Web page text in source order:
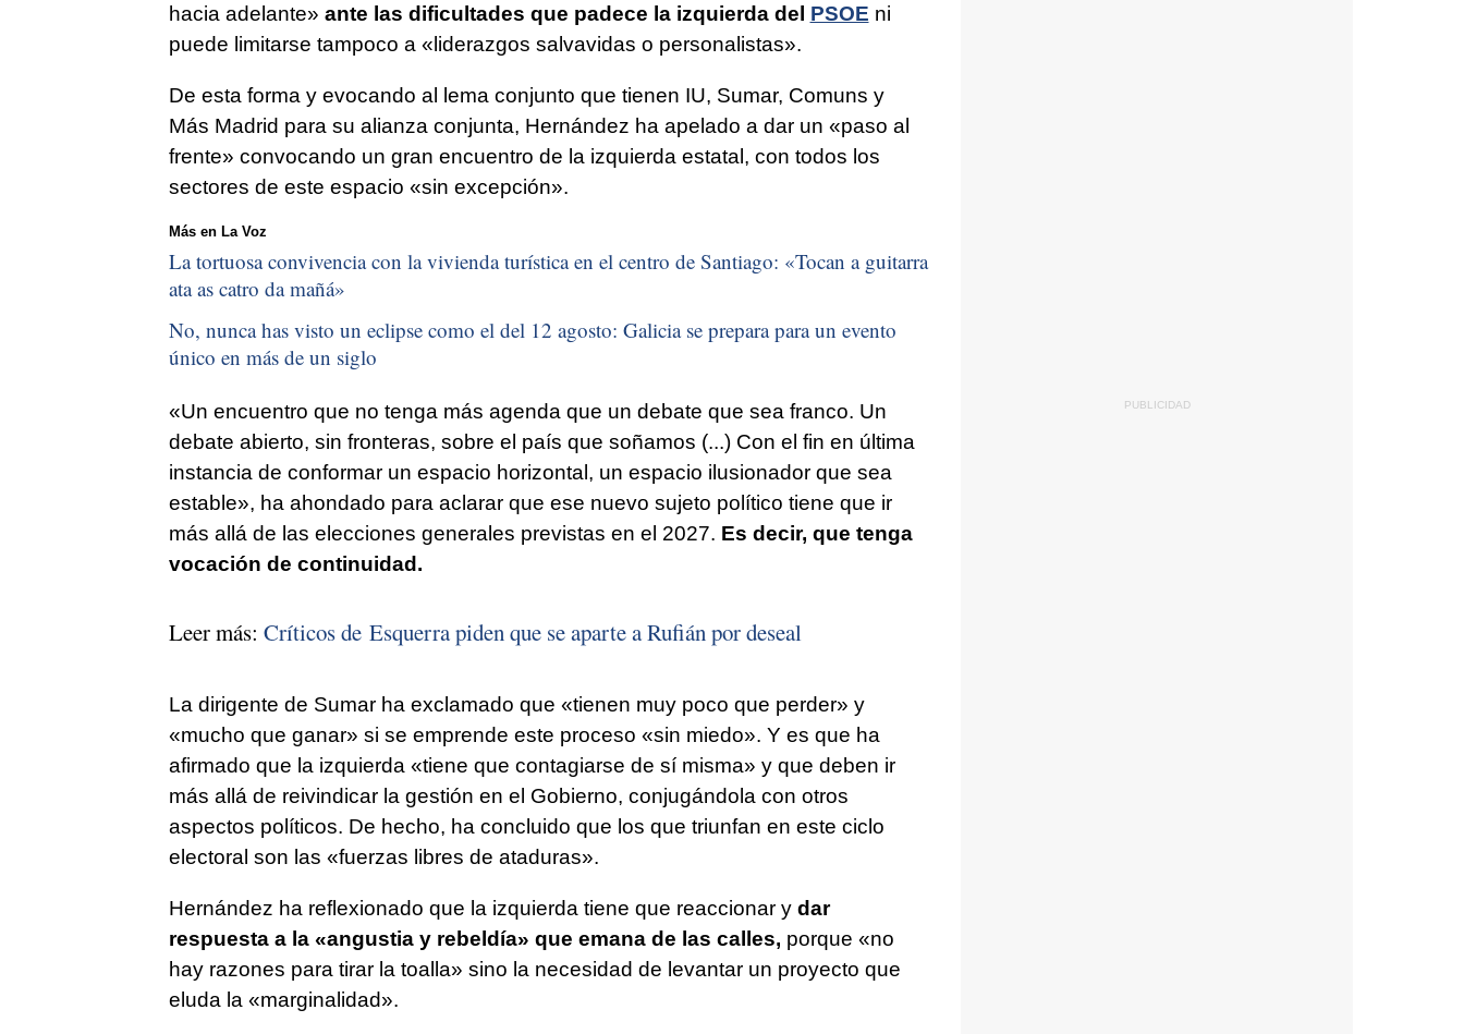
hacia adelante» ante las dificultades que padece la izquierda del PSOE ni
puede limitarse tampoco a «liderazgos salvavidas o personalistas».
De esta forma y evocando al lema conjunto que tienen IU, Sumar, Comuns y
Más Madrid para su alianza conjunta, Hernández ha apelado a dar un «paso al
frente» convocando un gran encuentro de la izquierda estatal, con todos los
sectores de este espacio «sin excepción».
Más en La Voz
La tortuosa convivencia con la vivienda turística en el centro de Santiago: «Tocan a guitarra
ata as catro da mañá»
No, nunca has visto un eclipse como el del 12 agosto: Galicia se prepara para un evento
único en más de un siglo
«Un encuentro que no tenga más agenda que un debate que sea franco. Un
debate abierto, sin fronteras, sobre el país que soñamos (...) Con el fin en última
instancia de conformar un espacio horizontal, un espacio ilusionador que sea
estable», ha ahondado para aclarar que ese nuevo sujeto político tiene que ir
más allá de las elecciones generales previstas en el 2027. Es decir, que tenga
vocación de continuidad.
Leer más: Críticos de Esquerra piden que se aparte a Rufián por deseal
La dirigente de Sumar ha exclamado que «tienen muy poco que perder» y
«mucho que ganar» si se emprende este proceso «sin miedo». Y es que ha
afirmado que la izquierda «tiene que contagiarse de sí misma» y que deben ir
más allá de reivindicar la gestión en el Gobierno, conjugándola con otros
aspectos políticos. De hecho, ha concluido que los que triunfan en este ciclo
electoral son las «fuerzas libres de ataduras».
Hernández ha reflexionado que la izquierda tiene que reaccionar y dar
respuesta a la «angustia y rebeldía» que emana de las calles, porque «no
hay razones para tirar la toalla» sino la necesidad de levantar un proyecto que
eluda la «marginalidad».